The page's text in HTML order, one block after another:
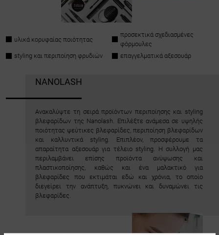
υλικά κορυφαίας ποιότητας
προσεκτικά σχεδιασμένες
φόρμουλες
styling και περιποίηση φρυδιών
επαγγελματικά αξεσουάρ
NANOLASH
Ανακαλύψτε τη σειρά προϊόντων περιποίησης και styling
βλεφαρίδων της Nanolash. Επιλέξτε ανάμεσα σε υψηλής
ποιότητας ψεύτικες βλεφαρίδες, περιποίηση βλεφαρίδων
και καλλυντικά styling. Επιπλέον, προσφέρουμε τα
απαραίτητα αξεσουάρ για τέλειο styling. Η συλλογή μας
περιλαμβάνει επίσης προϊόντα ανύψωσης και
πλαστικοποίησης, καθώς και ένα μαλακτικό για
βλεφαρίδες που εκτιμάται εδώ και χρόνια, το οποίο
διεγείρει την ανάπτυξη, πυκνώνει και δυναμώνει τις
βλεφαρίδες.